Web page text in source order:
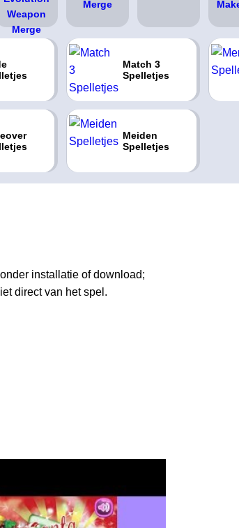
Match 3
Spelletjes
Meiden
Spelletjes
installatie of download;
direct van het spel.